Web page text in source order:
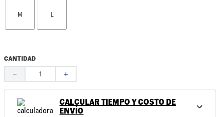
L
M
CANTIDAD
＋
－
CALCULAR TIEMPO Y COSTO DE
ENVÍO